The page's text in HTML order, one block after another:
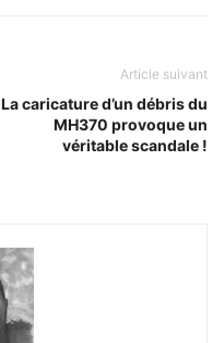
Article suivant
La caricature d’un débris du
MH370 provoque un
véritable scandale !